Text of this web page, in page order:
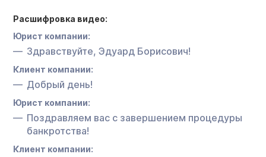
Расшифровка видео:
Юрист компании:
Здравствуйте, Эдуард Борисович!
Клиент компании:
Добрый день!
Юрист компании:
Поздравляем вас с завершением процедуры
банкротства!
Клиент компании: